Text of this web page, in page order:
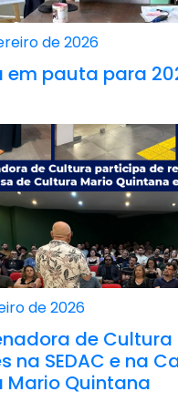
de 2026
em pauta para
de 2026
de
na SEDAC e na
Mario Quintana